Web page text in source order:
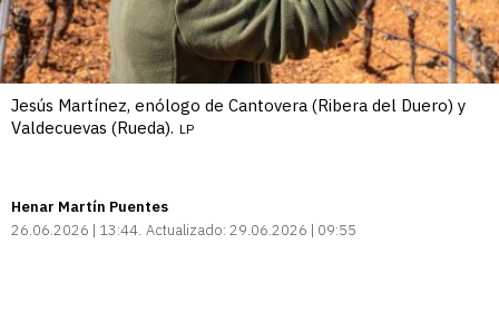
Jesús Martínez, enólogo de Cantovera (Ribera del Duero) y
Valdecuevas (Rueda). LP
Henar Martín Puentes
26.06.2026 | 13:44 Actualizado: 29.06.2026 | 09:55